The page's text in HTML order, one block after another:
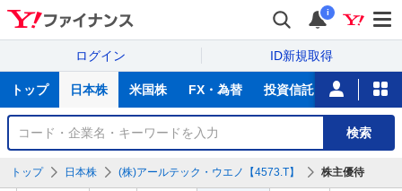
i
ログイン ID新規取得
サ
トップ 日本株 米国株 FX・為替 投資信託 ニュース
銘
検
検索
トップ 日本株 (株)アールテック・ウエノ【4573.T】 株主優待